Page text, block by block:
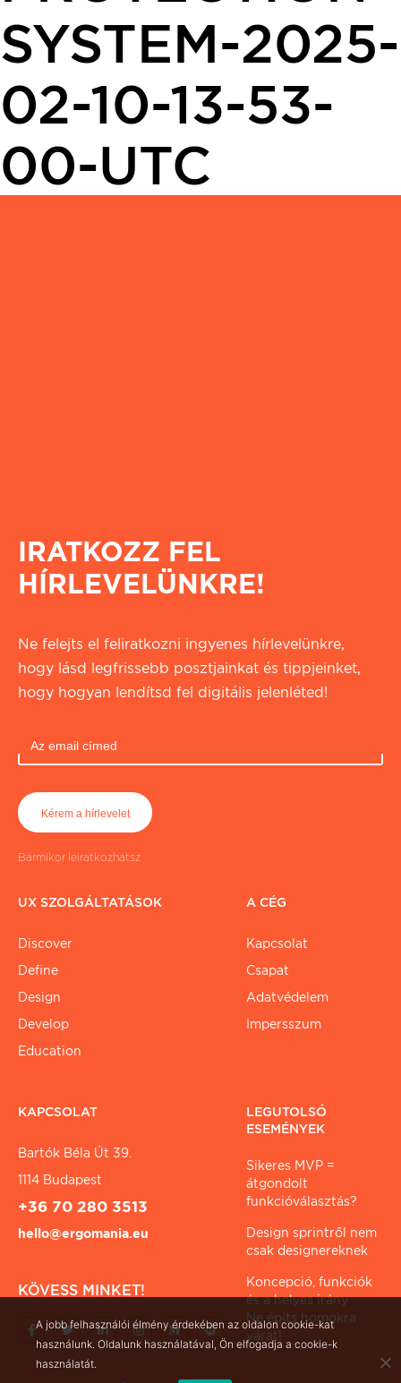
SYSTEM-2025-
02-10-13-53-
00-UTC
IRATKOZZ FEL
HÍRLEVELÜNKRE!
Ne felejts el feliratkozni ingyenes hírlevelünkre,
hogy lásd legfrissebb posztjainkat és tippjeinket,
hogy hogyan lendítsd fel digitális jelenléted!
Bármikor leiratkozhatsz
UX SZOLGÁLTATÁSOK
Discover
Define
Design
Develop
Education
A CÉG
Kapcsolat
Csapat
Adatvédelem
Impersszum
KAPCSOLAT
Bartók Béla Út 39.
1114 Budapest
+36 70 280 3513
hello@ergomania.eu
KÖVESS MINKET!
LEGUTOLSÓ
ESEMÉNYEK
Sikeres MVP =
átgondolt
funkcióválasztás?
Design sprintről nem
csak designereknek
Koncepció, funkciók
és a helyes irány
Ne építs homokra
várat!
A jobb felhasználói élmény érdekében az oldalon cookie-kat
használunk. Oldalunk használatával, Ön elfogadja a cookie-k
használatát.